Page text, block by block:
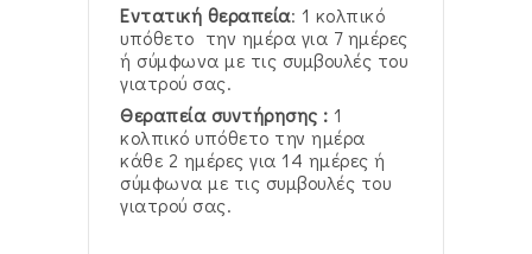
Εντατική θεραπεία: 1 κολπικό
υπόθετο την ημέρα για 7 ημέρες
ή σύμφωνα με τις συμβουλές του
γιατρού σας.
Θεραπεία συντήρησης : 1
κολπικό υπόθετο την ημέρα
κάθε 2 ημέρες για 14 ημέρες ή
σύμφωνα με τις συμβουλές του
γιατρού σας.